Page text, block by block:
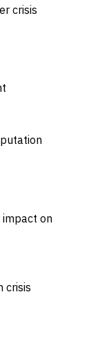
crisis
impact on
crisis